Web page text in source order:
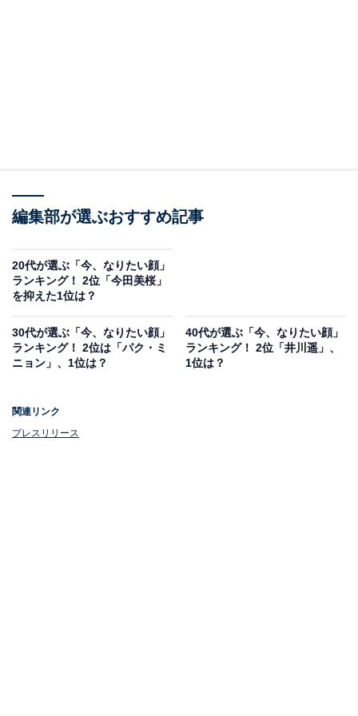
ウトされ芸能界へ。モデルとしてデビューし、「福岡で
1番かわいい女の子」と話題になりました。2015年から
ズ』シリーズやドラマ『トリリオンゲーム』（TBS系）
などの人気作に出演しています。
2025年前期に放送されるNHK連続テレビ小説『あんぱ
ん』では、ヒロインの朝田のぶ役に抜てき。映画や雑
編集部が選ぶおすすめ記事
20代が選ぶ「今、なりたい顔」
ランキング！ 2位「今田美桜」
を抑えた1位は？
30代が選ぶ「今、なりたい顔」
ランキング！ 2位は「パク・ミ
ニョン」、1位は？
40代が選ぶ「今、なりたい顔」
ランキング！ 2位「井川遥」、
1位は？
関連リンク
プレスリリース